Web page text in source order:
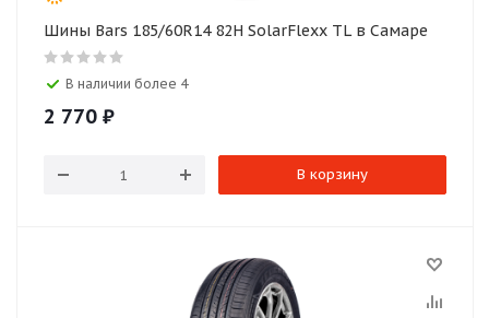
Шины Bars 185/60R14 82H SolarFlexx TL в Самаре
В наличии более 4
2 770 ₽
В корзину